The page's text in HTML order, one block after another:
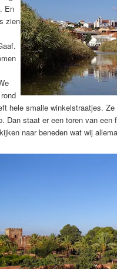
En
zien
hele smalle winkelstraatjes.
Dan staat er een toren van een
naar beneden wat wij